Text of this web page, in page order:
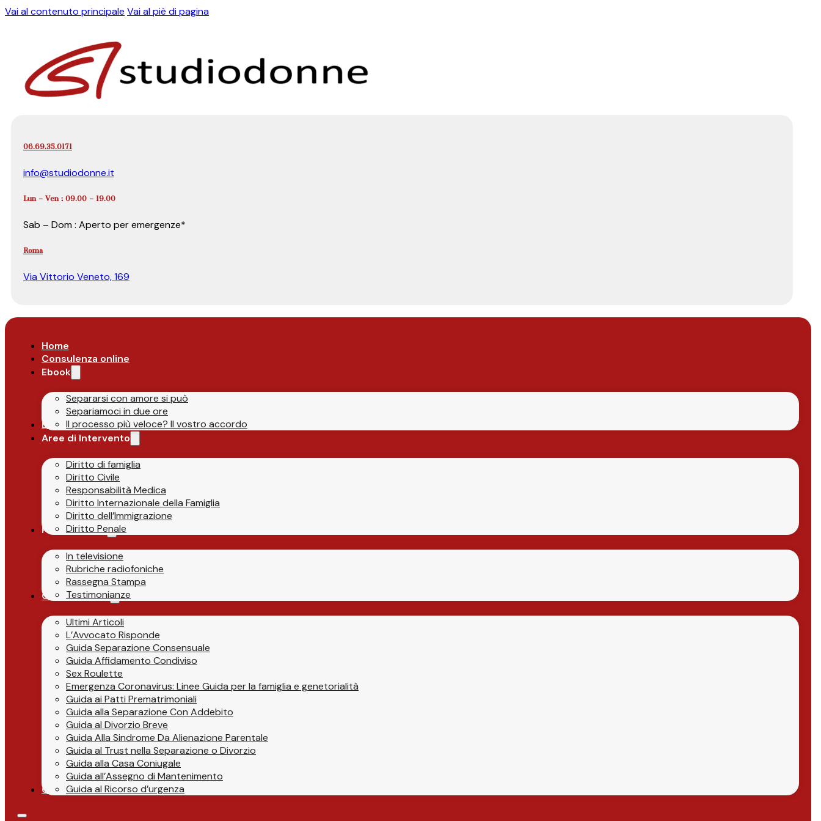
Vai al contenuto principale Vai al piè di pagina
06.69.35.0171
info@studiodonne.it
Lun – Ven : 09.00 – 19.00
Sab – Dom : Aperto per emergenze*
Roma
Via Vittorio Veneto, 169
Home
Consulenza online
Ebook
Separarsi con amore si può
Separiamoci in due ore
Il processo più veloce? Il vostro accordo
Lo Studio
Aree di Intervento
Diritto di famiglia
Diritto Civile
Responsabilità Medica
Diritto Internazionale della Famiglia
Diritto dell’Immigrazione
Diritto Penale
Parlano di Noi
In televisione
Rubriche radiofoniche
Rassegna Stampa
Testimonianze
Guide & News
Ultimi Articoli
L’Avvocato Risponde
Guida Separazione Consensuale
Guida Affidamento Condiviso
Sex Roulette
Emergenza Coronavirus: Linee Guida per la famiglia e genetorialità
Guida ai Patti Prematrimoniali
Guida alla Separazione Con Addebito
Guida al Divorzio Breve
Guida Alla Sindrome Da Alienazione Parentale
Guida al Trust nella Separazione o Divorzio
Guida alla Casa Coniugale
Guida all’Assegno di Mantenimento
Guida al Ricorso d’urgenza
Contatti